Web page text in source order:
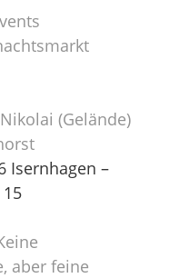
(Gelände)
Isernhagen –
aber feine